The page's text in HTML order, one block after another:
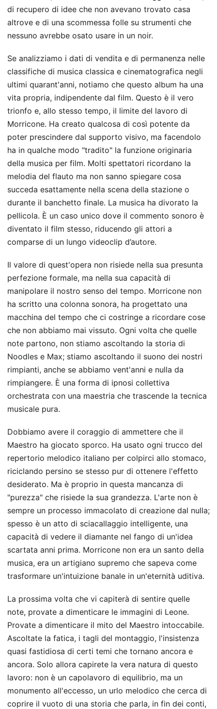
di recupero di idee che non avevano trovato casa
altrove e di una scommessa folle su strumenti che
nessuno avrebbe osato usare in un noir.
Se analizziamo i dati di vendita e di permanenza nelle
classifiche di musica classica e cinematografica negli
ultimi quarant'anni, notiamo che questo album ha una
vita propria, indipendente dal film. Questo è il vero
trionfo e, allo stesso tempo, il limite del lavoro di
Morricone. Ha creato qualcosa di così potente da
poter prescindere dal supporto visivo, ma facendolo
ha in qualche modo "tradito" la funzione originaria
della musica per film. Molti spettatori ricordano la
melodia del flauto ma non sanno spiegare cosa
succeda esattamente nella scena della stazione o
durante il banchetto finale. La musica ha divorato la
pellicola. È un caso unico dove il commento sonoro è
diventato il film stesso, riducendo gli attori a
comparse di un lungo videoclip d’autore.
Il valore di quest'opera non risiede nella sua presunta
perfezione formale, ma nella sua capacità di
manipolare il nostro senso del tempo. Morricone non
ha scritto una colonna sonora, ha progettato una
macchina del tempo che ci costringe a ricordare cose
che non abbiamo mai vissuto. Ogni volta che quelle
note partono, non stiamo ascoltando la storia di
Noodles e Max; stiamo ascoltando il suono dei nostri
rimpianti, anche se abbiamo vent'anni e nulla da
rimpiangere. È una forma di ipnosi collettiva
orchestrata con una maestria che trascende la tecnica
musicale pura.
Dobbiamo avere il coraggio di ammettere che il
Maestro ha giocato sporco. Ha usato ogni trucco del
repertorio melodico italiano per colpirci allo stomaco,
riciclando persino se stesso pur di ottenere l'effetto
desiderato. Ma è proprio in questa mancanza di
"purezza" che risiede la sua grandezza. L'arte non è
sempre un processo immacolato di creazione dal nulla;
spesso è un atto di sciacallaggio intelligente, una
capacità di vedere il diamante nel fango di un'idea
scartata anni prima. Morricone non era un santo della
musica, era un artigiano supremo che sapeva come
trasformare un'intuizione banale in un'eternità uditiva.
La prossima volta che vi capiterà di sentire quelle
note, provate a dimenticare le immagini di Leone.
Provate a dimenticare il mito del Maestro intoccabile.
Ascoltate la fatica, i tagli del montaggio, l'insistenza
quasi fastidiosa di certi temi che tornano ancora e
ancora. Solo allora capirete la vera natura di questo
lavoro: non è un capolavoro di equilibrio, ma un
monumento all'eccesso, un urlo melodico che cerca di
coprire il vuoto di una storia che parla, in fin dei conti,